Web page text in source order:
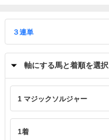
軸にする馬と着順を選択